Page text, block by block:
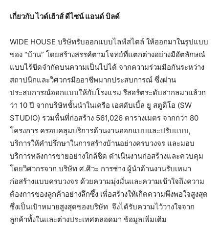
เกี่ยวกับ ไวด์เฮ้าส์ ดีไซน์ แอนด์ บิลด์
WIDE HOUSE บริษัทรับออกแบบไลฟ์สไตล์ ให้ออกมาในรูปแบบ
ของ “บ้าน” โดยสร้างสรรค์ตามโจทย์ที่แตกต่างอย่างมีอัตลักษณ์
แบบไร้ขีดจำกัดบนความเป็นไปได้ จากความร่วมมือกันระหว่าง
สถาปนิกและวิศวกรมืออาชีพมากประสบการณ์ ซึ่งผ่าน
ประสบการณ์ออกแบบให้กับโรงแรม รีสอร์ตระดับสากลมาแล้วก
ว่า 10 ปี จากบริษัทชั้นนำในเครือ เอสดับเบิ้ล ยู สตูดิโอ (SW
STUDIO) รวมพื้นที่ก่อสร้าง 561,026 ตารางเมตร จากกว่า 80
โครงการ ครอบคลุมบริการด้านงานออกแบบและปรับแบบ,
บริการให้คำปรึกษาในการสร้างบ้านอย่างครบวงจร และมอบ
บริการหลังการขายอย่างใกล้ชิด ดำเนินงานก่อสร้างและควบคุม
โดยวิศวกรจาก บริษัท ศ.ศิวะ การช่าง ผู้นำด้านงานรับเหมา
ก่อสร้างแบบครบวงจร ด้วยความมุ่งมั่นและความเข้าใจถึงความ
ต้องการของลูกค้าอย่างลึกซึ้ง เพื่อสร้างให้เกิดความพึงพอใจสูงสุด
ซึ่งเป็นเป้าหมายสูงสุดของบริษัท จึงได้รับความไว้วางใจจาก
ลูกค้าทั้งในและต่างประเทศตลอดมา ข้อมูลเพิ่มเติม